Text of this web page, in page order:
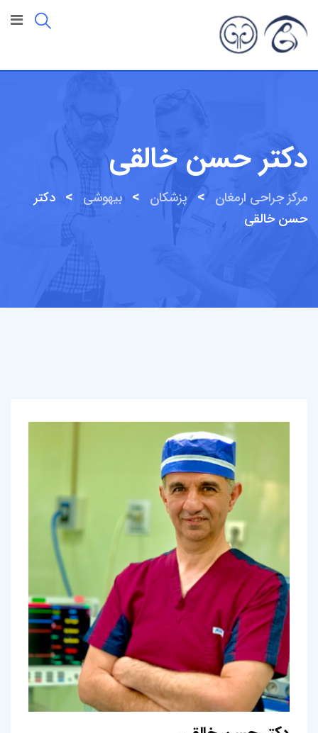
محتوا
دکتر حسن خالقی
مرکز جراحی ارمغان > پزشکان > بیهوشی > دکتر
حسن خالقی